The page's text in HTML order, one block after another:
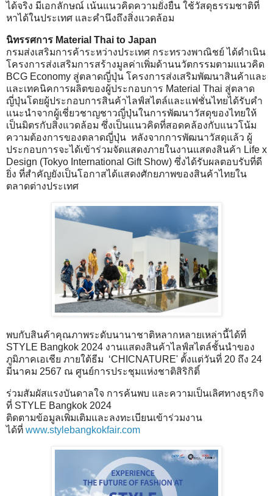
ได้จริง มีเอกลักษณ์ เน้นแนวคิดความยั่งยืน ใช้วัสดุธรรมชาติที่
หาได้ในประเทศ และคำนึงถึงสิ่งแวดล้อม
นิทรรศการ Material Thai to Japan
กรมส่งเสริมการค้าระหว่างประเทศ กระทรวงพาณิชย์ ได้ดำเนิน
โครงการส่งเสริมการสร้างมูลค่าเพิ่มด้านนวัตกรรมตามแนวคิด
BCG Economy สู่ตลาดญี่ปุ่น โครงการส่งเสริมพัฒนาสินค้าและ
และเทคนิคการผลิตของผู้ประกอบการ Material Thai สู่ตลาด
ญี่ปุ่นโดยผู้ประกอบการสินค้าไลฟ์สไตล์และแฟชั่นไทยได้รับคำ
แนะนำจากผู้เชี่ยวชาญชาวญี่ปุ่นในการพัฒนาวัสดุของไทยให้
เป็นมิตรกับสิ่งแวดล้อม ซึ่งเป็นแนวคิดที่สอดคล้องกับแนวโน้ม
ความต้องการของตลาดญี่ปุ่น หลังจากการพัฒนาวัสดุแล้ว ผู้
ประกอบการจะได้เข้าร่วมจัดแสดงภายในงานแสดงสินค้า Life x
Design (Tokyo International Gift Show) ซึ่งได้รับผลตอบรับที่ดี
ยิ่ง ที่สำคัญยังเป็นโอกาสได้แสดงศักยภาพของสินค้าไทยใน
ตลาดต่างประเทศ
พบกับสินค้าคุณภาพระดับนานาชาติหลากหลายเหล่านี้ได้ที่
STYLE Bangkok 2024 งานแสดงสินค้าไลฟ์สไตล์ชั้นนำของ
ภูมิภาคเอเชีย ภายใต้ธีม ‘CHICNATURE' ตั้งแต่วันที่ 20 ถึง 24
มีนาคม 2567 ณ ศูนย์การประชุมแห่งชาติสิริกิติ์
ร่วมสัมผัสแรงบันดาลใจ การค้นพบ และความเป็นเลิศทางธุรกิจ
ที่ STYLE Bangkok 2024
ติดตามข้อมูลเพิ่มเติมและลงทะเบียนเข้าร่วมงาน
ได้ที่ www.stylebangkokfair.com